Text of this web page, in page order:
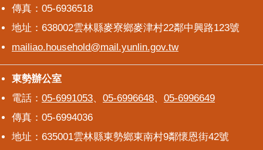
傳真：05-6936518
地址：638002雲林縣麥寮鄉麥津村22鄰中興路123號
mailiao.household@mail.yunlin.gov.tw
東勢辦公室
東勢辦公室
電話： 05-6991053、 05-6996648、 05-6996649
傳真：05-6994036
地址：635001雲林縣東勢鄉東南村9鄰懷恩街42號